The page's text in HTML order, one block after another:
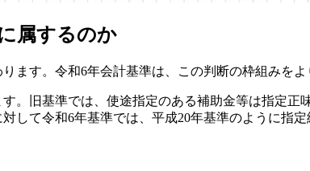
属するのか
ます。令和6年会計基準は、この判断の枠組みをよ
。旧基準では、使途指定のある補助金等は指定
て令和6年基準では、平成20年基準のように指